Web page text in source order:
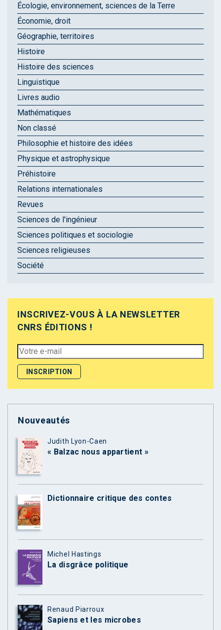
Écologie, environnement, sciences de la Terre
Économie, droit
Géographie, territoires
Histoire
Histoire des sciences
Linguistique
Livres audio
Mathématiques
Non classé
Philosophie et histoire des idées
Physique et astrophysique
Préhistoire
Relations internationales
Revues
Sciences de l'ingénieur
Sciences politiques et sociologie
Sciences religieuses
Société
INSCRIVEZ-VOUS À LA NEWSLETTER
CNRS ÉDITIONS !
Nouveautés
Judith Lyon-Caen
« Balzac nous appartient »
Dictionnaire critique des contes
Michel Hastings
La disgrâce politique
Renaud Piarroux
Sapiens et les microbes